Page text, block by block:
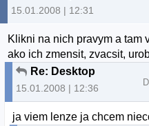
15.01.2008 | 12:31
Klikni na nich pravym a tam
ako ich zmensit, zvacsit,
Re: Desktop
15.01.2008 | 12:36
ja viem lenze ja chcem